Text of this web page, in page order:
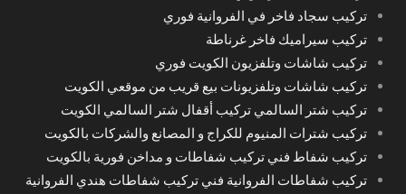
تركيب سجاد فاخر في الفروانية فوري
تركيب سيراميك فاخر غرناطة
تركيب شاشات وتلفزيون الكويت فوري
تركيب شاشات وتلفزيونات بيع قريب من موقعي الكويت
تركيب شتر السالمي تركيب أقفال شتر السالمي الكويت
تركيب شترات المنيوم للكراج و المصانع والشركات بالكويت
تركيب شفاط فني تركيب شفاطات و مداخن فورية بالكويت
تركيب شفاطات الفروانية فني تركيب شفاطات هندي الفروانية